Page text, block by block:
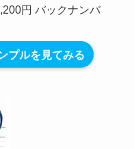
円 バックナンバ
プルを見てみる